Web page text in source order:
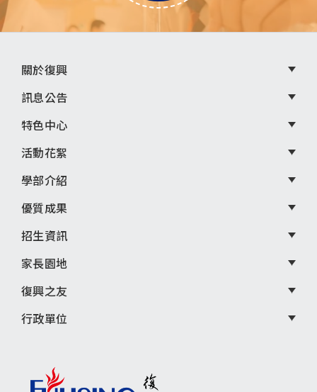
頁
尾
選
單
關於復興
訊息公告
特色中心
活動花絮
學部介紹
優質成果
招生資訊
家長園地
復興之友
行政單位